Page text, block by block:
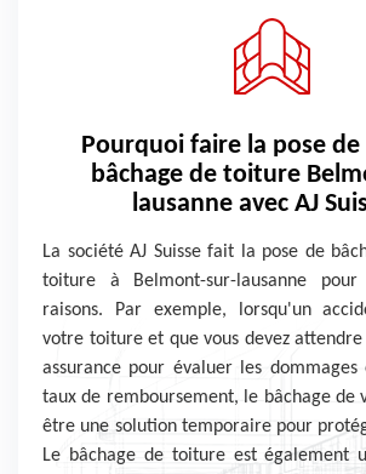
Pourquoi faire la pose de
bâchage de toiture
lausanne avec AJ
La société AJ Suisse fait la pose de
toiture à Belmont-sur-lausanne pour
raisons. Par exemple, lorsqu'un
votre toiture et que vous devez
assurance pour évaluer les
taux de remboursement, le bâchage de
être une solution temporaire pour
Le bâchage de toiture est également